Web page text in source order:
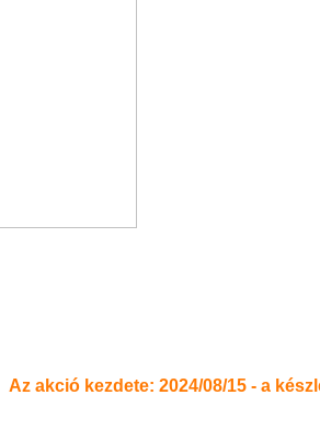
Az akció kezdete: 2024/08/15 - a